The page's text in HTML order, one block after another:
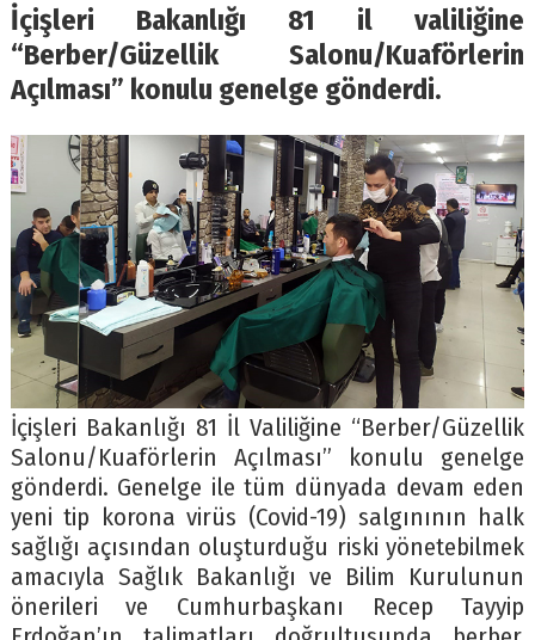
İçişleri Bakanlığı 81 il valiliğine
“Berber/Güzellik Salonu/Kuaförlerin
Açılması” konulu genelge gönderdi.
İçişleri Bakanlığı 81 İl Valiliğine “Berber/Güzellik
Salonu/Kuaförlerin Açılması” konulu genelge
gönderdi. Genelge ile tüm dünyada devam eden
yeni tip korona virüs (Covid-19) salgınının halk
sağlığı açısından oluşturduğu riski yönetebilmek
amacıyla Sağlık Bakanlığı ve Bilim Kurulunun
önerileri ve Cumhurbaşkanı Recep Tayyip